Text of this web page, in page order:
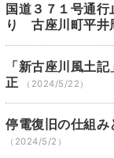
国道３７１号通
り 古座川町平井
「新古座川風土
正
（2024/5/22）
停電復旧の仕組
（2024/5/2）